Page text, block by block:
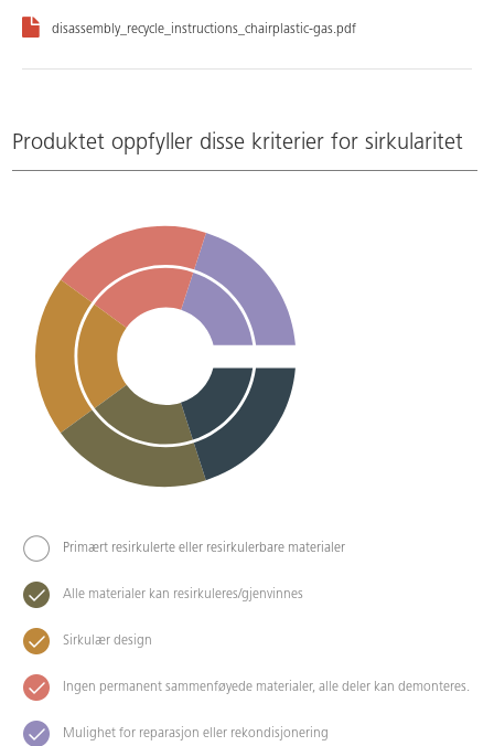
disassembly_recycle_instructions_chairplastic-gas.pdf
Produktet oppfyller disse kriterier for sirkularitet
Primært resirkulerte eller resirkulerbare materialer
Alle materialer kan resirkuleres/gjenvinnes
Sirkulær design
Ingen permanent sammenføyede materialer, alle deler kan demonteres.
Mulighet for reparasjon eller rekondisjonering